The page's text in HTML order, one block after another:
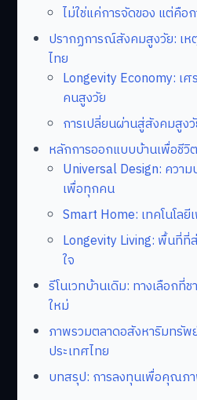
ไม่ใช่แค่การจัดของ แต่คือ
ปรากฏการณ์สังคมสูงวัย: เห
ไทย
Longevity Economy: เ
คนสูงวัย
การเปลี่ยนผ่านสู่สังคมสูง
หลักการออกแบบบ้านเพื่อชี
Universal Design: ควา
เพื่อทุกคน
Smart Home: เทคโนโลยี
Longevity Living: พื้นที่ที่
ใจ
รีโนเวทบ้านเดิม: ทางเลือกที่
ใหม่
ภาพรวมตลาดอสังหาริมทรัพ
ประเทศไทย
บทสรุป: การลงทุนเพื่อคุณภา